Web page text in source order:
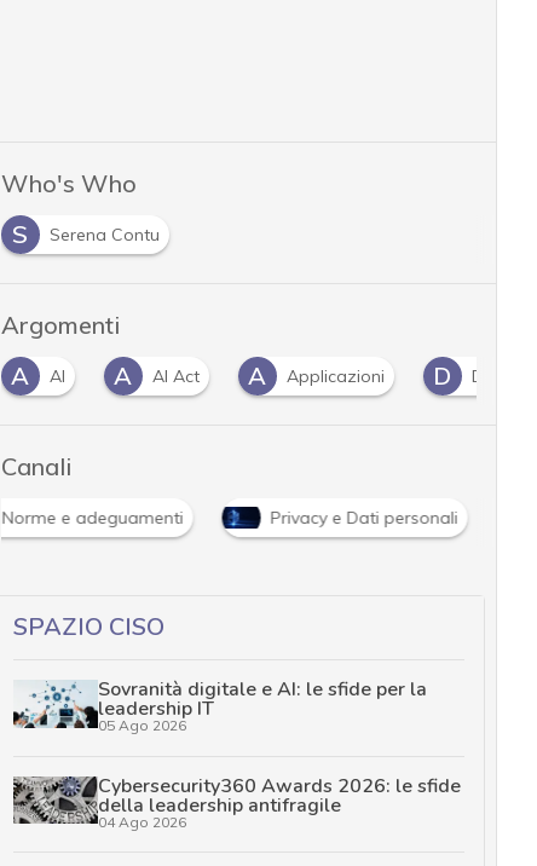
Who's Who
S
Serena Contu
Argomenti
A AI A AI Act A Applicazioni D Data
Canali
Norme e adeguamenti Privacy e Dati personali
SPAZIO CISO
Sovranità digitale e AI: le sfide per la
leadership IT
05 Ago 2026
Cybersecurity360 Awards 2026: le sfide
della leadership antifragile
04 Ago 2026